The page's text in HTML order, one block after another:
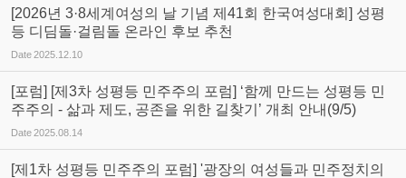
[2026년 3·8세계여성의 날 기념 제41회 한국여성대회] 성평
등 디딤돌·걸림돌 온라인 후보 추천
Date2025.12.10
[포럼] [제3차 성평등 민주주의 포럼] ‘함께 만드는 성평등 민
주주의 - 삶과 제도, 공존을 위한 길찾기’ 개최 안내(9/5)
Date2025.08.14
[제1차 성평등 민주주의 포럼] '광장의 여성들과 민주정치의